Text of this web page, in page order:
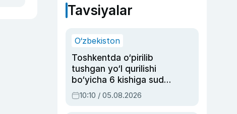
Tavsiyalar
O‘zbekiston
Toshkentda o‘pirilib
tushgan yo‘l qurilishi
bo‘yicha 6 kishiga sud
hukmi o‘qildi
10:10 / 05.08.2026